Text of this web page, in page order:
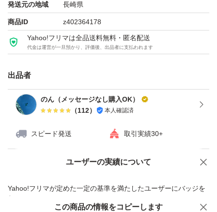
発送元の地域 長崎県
商品ID z402364178
Yahoo!フリマは全品送料無料・匿名配送
代金は運営が一旦預かり、評価後、出品者に支払われます
出品者
のん（メッセージなし購入OK）
（112） 本人確認済
スピード発送 取引実績30+
ユーザーの実績について
Yahoo!フリマが定めた一定の基準を満たしたユーザーにバッジを
付与しています
価格の相談 商品への質問
この商品の情報をコピーします
この商品をみている人にオススメ